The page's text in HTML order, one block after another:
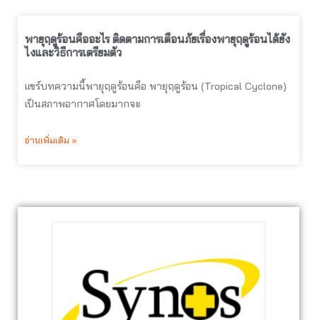
พายุฤดูร้อนคืออะไร ติดตามการเตือนภัยเรื่องพายุฤดูร้อนได้ยัง
ไงและวิธีการเตรียมตัว
แชร์บทความนี้พายุฤดูร้อนคือ พายุฤดูร้อน (Tropical Cyclone)
เป็นสภาพอากาศโดยมากจะ
อ่านเพิ่มเติม »